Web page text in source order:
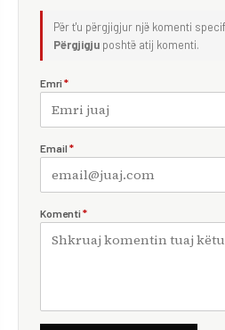
Për t'u përgjigjur një komenti
Përgjigju poshtë atij komenti.
Emri *
Email *
Komenti *